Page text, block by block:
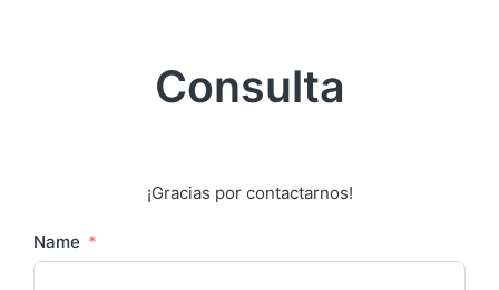
Consulta
¡Gracias por contactarnos!
Name